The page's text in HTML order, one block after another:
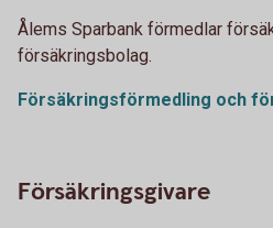
Ålems Sparbank förmedlar
försäkringsbolag.
Försäkringsförmedling och
Försäkringsgivare